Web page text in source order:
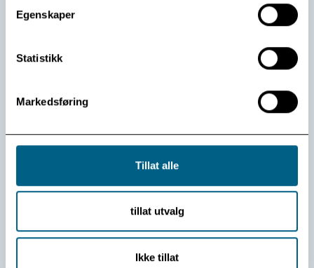
Egenskaper
Statistikk
Markedsføring
Tillat alle
tillat utvalg
Ikke tillat
Les mer